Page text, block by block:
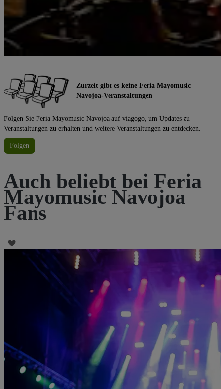
Zurzeit gibt es keine Feria Mayomusic
Navojoa-Veranstaltungen
Folgen Sie Feria Mayomusic Navojoa auf viagogo, um Updates zu
Veranstaltungen zu erhalten und weitere Veranstaltungen zu entdecken.
Folgen
Auch beliebt bei Feria
Mayomusic Navojoa
Fans